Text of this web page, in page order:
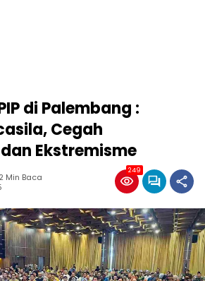
di Palembang :
Cegah
Ekstremisme
2 Min Baca
249